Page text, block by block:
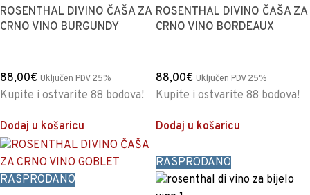
ROSENTHAL DIVINO ČAŠA ZA
CRNO VINO BURGUNDY
88,00€ Uključen PDV 25%
Kupite i ostvarite 88 bodova!
Dodaj u košaricu
ROSENTHAL DIVINO ČAŠA ZA
CRNO VINO BORDEAUX
88,00€ Uključen PDV 25%
Kupite i ostvarite 88 bodova!
Dodaj u košaricu
RASPRODANO
RASPRODANO